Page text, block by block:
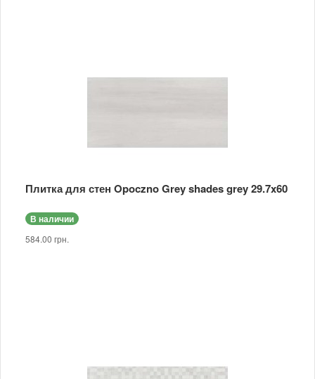
Плитка для стен Opoczno Grey shades grey 29.7x60
В наличии
584.00 грн.